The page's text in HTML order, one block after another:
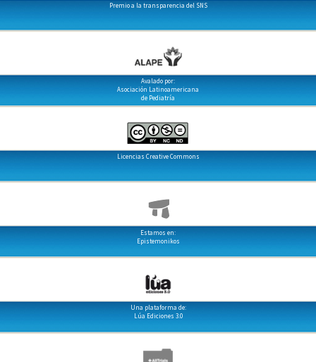
Premio a la transparencia del SNS
Avalado por:
Asociación Latinoamericana
de Pediatría
Licencias Creative Commons
Estamos en:
Epistemonikos
Una plataforma de:
Lúa Ediciones 3.0